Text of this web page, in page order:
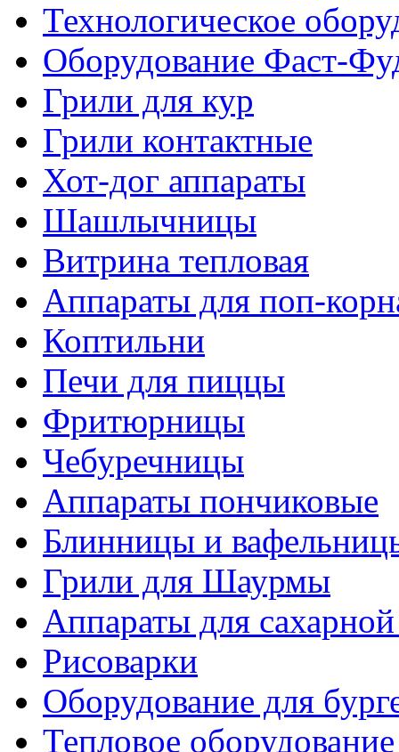
Технологическое
Оборудование Фаст-
Грили для кур
Грили контактные
Хот-дог аппараты
Шашлычницы
Витрина тепловая
Аппараты для поп-
Коптильни
Печи для пиццы
Фритюрницы
Чебуречницы
Аппараты пончиковые
Блинницы и
Грили для Шаурмы
Аппараты для
Рисоварки
Оборудование для
Тепловое оборудование